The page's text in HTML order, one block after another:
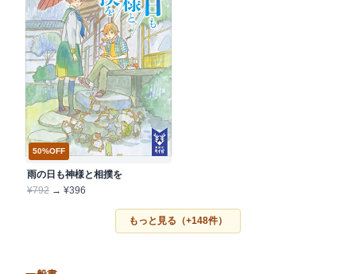
50%OFF
雨の日も神様と相撲を
¥792 → ¥396
もっと見る（+148件）